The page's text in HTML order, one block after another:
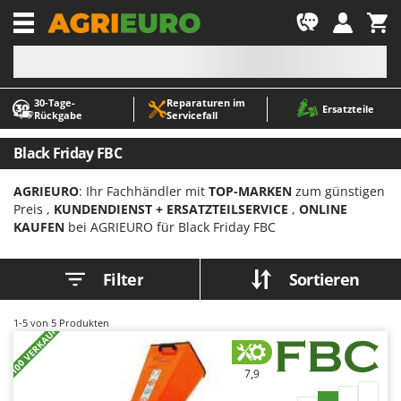
30‑Tage-
Rückgabe
Reparaturen im
Servicefall
Ersatzteile
-1
A
Abbeermaschinen - Traubenmühlen
Abfüllgeräte
Akku Gartenscheren
Akku Gras- und Strauchscheren
Akku-Stichsägen
Allzwecktransporter - Motorschubkarren
Alu-Teleskopleitern
Arbeitsschutzkleidung
Astkettensägen - Hochentaster
A
ABAC
AgriEuro Premium
AgriEuro TOP-LINE
AGT
Aima
Airmec
AL-KO
Alce
Black Friday FBC
AGRIEURO: Ihr Fachhändler mit TOP-MARKEN zum günstigen
Preis , KUNDENDIENST + ERSATZTEILSERVICE , ONLINE
KAUFEN bei AGRIEURO für Black Friday FBC
Filter Sortieren
1-5 von 5 Produkten
+100 VERKAUFT 7,9